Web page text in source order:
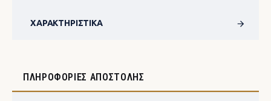
ΧΑΡΑΚΤΗΡΙΣΤΙΚΆ
ΠΛΗΡΟΦΟΡΊΕΣ ΑΠΟΣΤΟΛΉΣ